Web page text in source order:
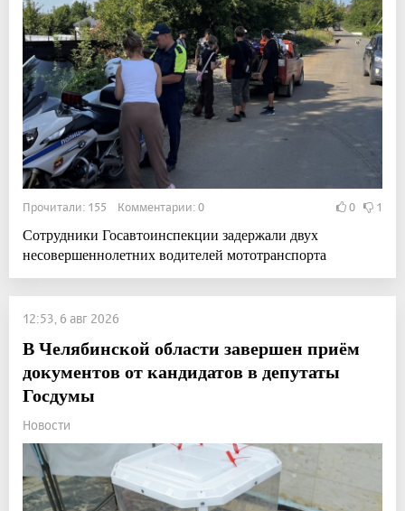
Прочитали: 155 Комментарии: 0 0 1
Сотрудники Госавтоинспекции задержали двух
несовершеннолетних водителей мототранспорта
12:53, 6 авг 2026
В Челябинской области завершен приём
документов от кандидатов в депутаты
Госдумы
Новости